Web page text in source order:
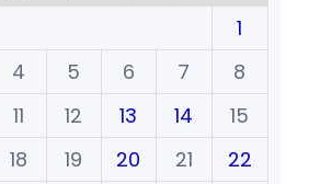
1
4 5 6 7
8
11 12 13 14
15
18 19 20 21
22